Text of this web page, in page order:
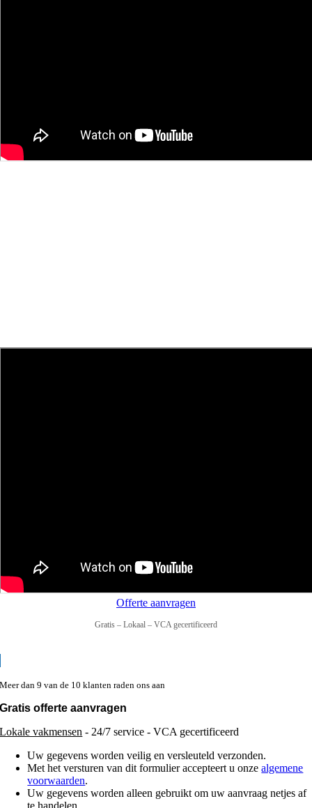
Offerte aanvragen
Gratis – Lokaal – VCA gecertificeerd
Meer dan 9 van de 10 klanten raden ons aan
Gratis offerte aanvragen
Lokale vakmensen - 24/7 service - VCA gecertificeerd
Uw gegevens worden veilig en versleuteld verzonden.
Met het versturen van dit formulier accepteert u onzealgemene
voorwaarden.
Uw gegevens worden alleen gebruikt om uw aanvraag netjes af
te handelen.